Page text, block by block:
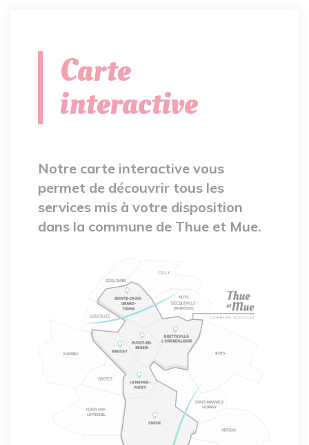
Carte
interactive
Notre carte interactive vous
permet de découvrir tous les
services mis à votre disposition
dans la commune de Thue et Mue.